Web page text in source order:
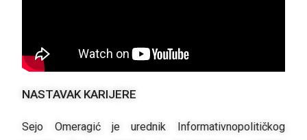
NASTAVAK KARIJERE
Sejo Omeragić je urednik Informativnopolitičkog